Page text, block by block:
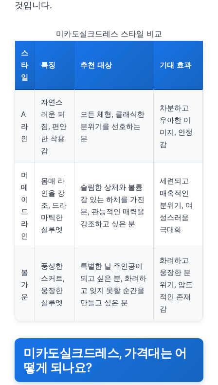
것입니다.
미카도실크드레스 스타일 비교
스
타
일
특징 추천 대상 기대 효과
A
라
인
자연스
러운 퍼
짐, 편안
한 착용
감
모든 체형, 클래식한
분위기를 선호하는
분
차분하고
우아한 이
미지, 안정
감
머
메
이
드
라
인
몸매 라
인을 강
조, 드라
마틱한
실루엣
슬림한 상체와 볼륨
감 있는 하체를 가진
분, 관능적인 매력을
강조하고 싶은 분
세련되고
매혹적인
분위기, 여
성스러움
극대화
볼
가
운
풍성한
스커트,
웅장한
실루엣
특별한 날 주인공이
되고 싶은 분, 화려하
고 잊지 못할 순간을
만들고 싶은 분
화려하고
웅장한 분
위기, 압도
적인 존재
감
미카도실크드레스, 가격대는 어
떻게 되나요?